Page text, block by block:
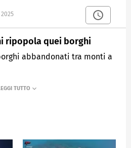
2025
ripopola quei borghi
abbandonati tra monti a